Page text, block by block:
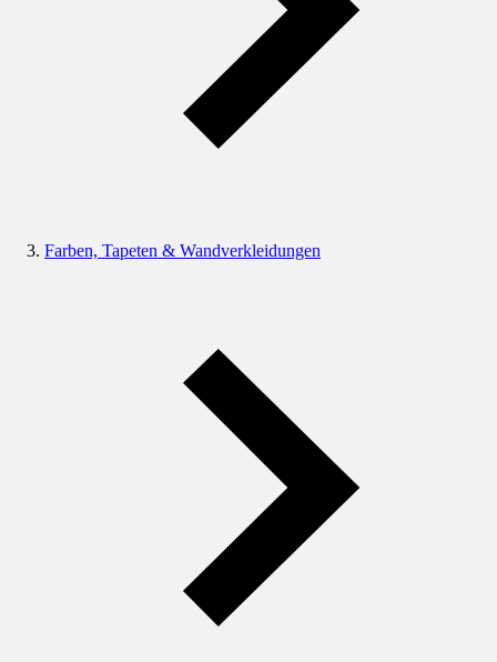
Farben, Tapeten & Wandverkleidungen